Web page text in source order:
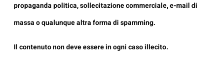
propaganda politica, sollecitazione commerciale, e-mail di
massa o qualunque altra forma di spamming.
Il contenuto non deve essere in ogni caso illecito.